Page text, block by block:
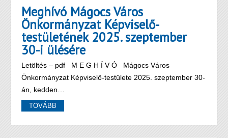
Meghívó Mágocs Város
Önkormányzat Képviselő-
testületének 2025. szeptember
30-i ülésére
Letöltés – pdf M E G H Í V Ó Mágocs Város
Önkormányzat Képviselő-testülete 2025. szeptember 30-
án, kedden…
TOVÁBB